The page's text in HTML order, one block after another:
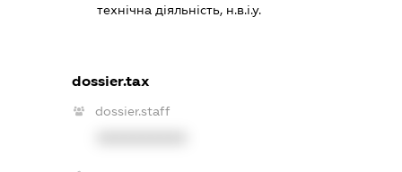
технічна діяльність, н.в.і.у.
dossier.tax
dossier.staff